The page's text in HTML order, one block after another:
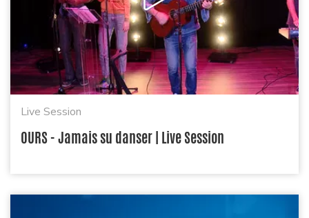
Live Session
OURS - Jamais su danser | Live Session